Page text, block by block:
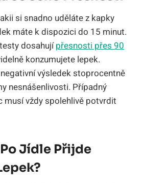
si snadno uděláte z kapky
máte k dispozici do 15 minut.
dosahujípřesnosti přes 90
konzumujete lepek.
výsledek stoprocentně
nesnášenlivosti. Případný
musí vždy spolehlivě potvrdit
Jídle Přijde